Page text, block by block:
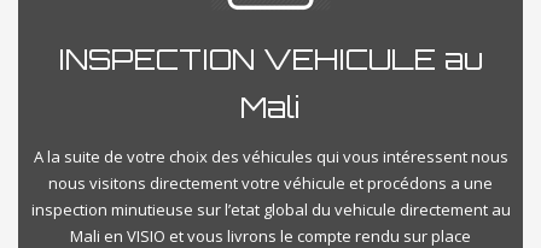
INSPECTION VEHICULE au
Mali
A la suite de votre choix des véhicules qui vous intéressent nous
nous visitons directement votre véhicule et procédons a une
inspection minutieuse sur l’etat global du vehicule directement au
Mali en VISIO et vous livrons le compte rendu sur place